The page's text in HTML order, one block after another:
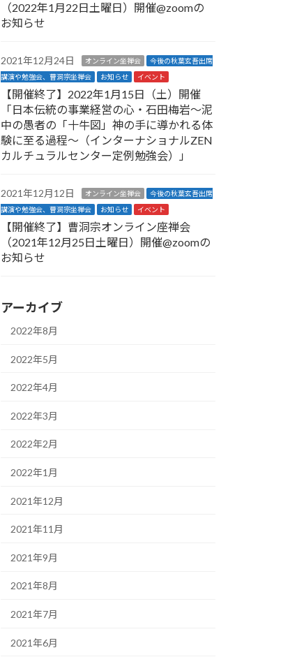
（2022年1月22日土曜日）開催@zoomの
お知らせ
2021年12月24日 オンライン坐禅会
今後の秋葉玄吾出席
講演や勉強会、曹洞宗坐禅会
お知らせ イベント
【開催終了】2022年1月15日（土）開催
「日本伝統の事業経営の心・石田梅岩〜泥
中の愚者の「十牛図」神の手に導かれる体
験に至る過程〜（インターナショナルZEN
カルチュラルセンター定例勉強会）」
2021年12月12日 オンライン坐禅会
今後の秋葉玄吾出席
講演や勉強会、曹洞宗坐禅会
お知らせ イベント
【開催終了】曹洞宗オンライン座禅会
（2021年12月25日土曜日）開催@zoomの
お知らせ
アーカイブ
2022年8月
2022年5月
2022年4月
2022年3月
2022年2月
2022年1月
2021年12月
2021年11月
2021年9月
2021年8月
2021年7月
2021年6月